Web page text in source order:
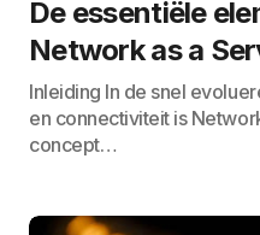
De essentiële
Network as a
Inleiding In de snel
en connectiviteit is
concept…